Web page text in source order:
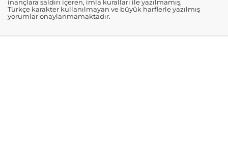
inançlara saldırı içeren, imla kuralları ile yazılmamış,
Türkçe karakter kullanılmayan ve büyük harflerle yazılmış
yorumlar onaylanmamaktadır.